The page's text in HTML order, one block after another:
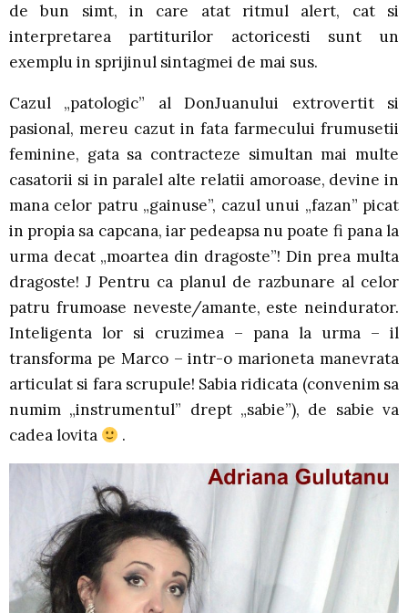
de bun simt, in care atat ritmul alert, cat si
interpretarea partiturilor actoricesti sunt un
exemplu in sprijinul sintagmei de mai sus.
Cazul „patologic” al DonJuanului extrovertit si
pasional, mereu cazut in fata farmecului frumusetii
feminine, gata sa contracteze simultan mai multe
casatorii si in paralel alte relatii amoroase, devine in
mana celor patru „gainuse”, cazul unui „fazan” picat
in propia sa capcana, iar pedeapsa nu poate fi pana la
urma decat „moartea din dragoste”! Din prea multa
dragoste! J Pentru ca planul de razbunare al celor
patru frumoase neveste/amante, este neindurator.
Inteligenta lor si cruzimea – pana la urma – il
transforma pe Marco – intr-o marioneta manevrata
articulat si fara scrupule! Sabia ridicata (convenim sa
numim „instrumentul” drept „sabie”), de sabie va
cadea lovita
.